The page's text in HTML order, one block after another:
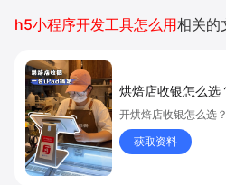
h5小程序开发工具怎么用相关的
烘焙店收银怎么选
开烘焙店收银怎么选
获取资料